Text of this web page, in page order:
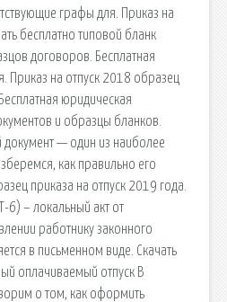
графы для. Приказ на
бесплатно типовой бланк
договоров. Бесплатная
Приказ на отпуск 2018 образец
юридическая
и образцы бланков.
документ — один из наиболее
как правильно его
приказа на отпуск 2019 года.
6) – локальный акт от
работнику законного
в письменном виде. Скачать
оплачиваемый отпуск В
о том, как оформить